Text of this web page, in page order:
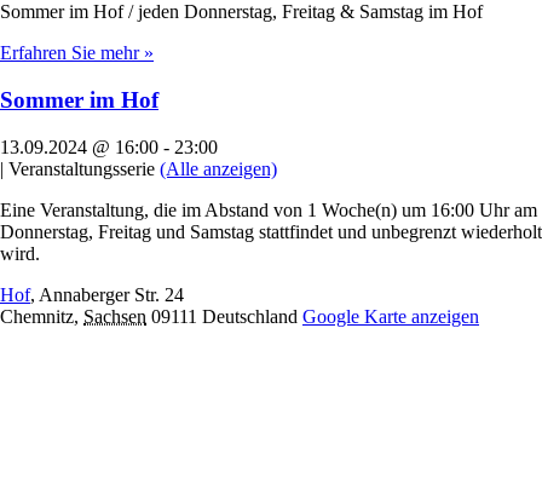
Sommer im Hof / jeden Donnerstag, Freitag & Samstag im Hof
Erfahren Sie mehr »
Sommer im Hof
13.09.2024 @ 16:00 - 23:00
| Veranstaltungsserie (Alle anzeigen)
Eine Veranstaltung, die im Abstand von 1 Woche(n) um 16:00 Uhr am
Donnerstag, Freitag und Samstag stattfindet und unbegrenzt wiederholt
wird.
Hof, Annaberger Str. 24
Chemnitz, Sachsen 09111 Deutschland Google Karte anzeigen